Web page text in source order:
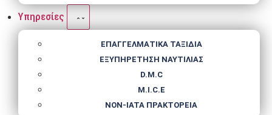
Υπηρεσίες
ΕΠΑΓΓΕΛΜΑΤΙΚΑ ΤΑΞΙΔΙΑ
ΕΞΥΠΗΡΕΤΗΣΗ ΝΑΥΤΙΛΙΑΣ
D.M.C
M.I.C.E
NΟΝ-IATA ΠΡΑΚΤΟΡΕΙΑ